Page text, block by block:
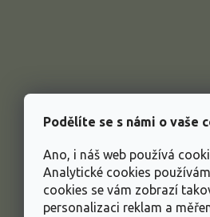
Podělíte se s námi o vaše
Ano, i náš web používá
Analytické cookies
cookies se vám zobrazí
personalizaci reklam a